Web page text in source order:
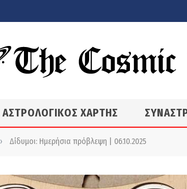
ΑΣΤΡΟΛΟΓΙΚΟΣ ΧΑΡΤΗΣ
› Δίδυμοι: Ημερήσια πρόβλεψη | 06.10.2025